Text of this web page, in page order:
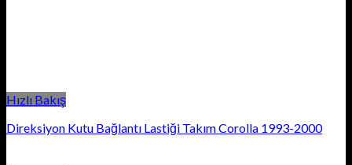
Hızlı Bakış
Direksiyon Kutu Bağlantı Lastiği Takım Corolla 1993-2000